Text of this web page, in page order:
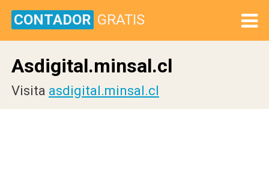
CONTADOR GRATIS
Asdigital.minsal.cl
Visita asdigital.minsal.cl